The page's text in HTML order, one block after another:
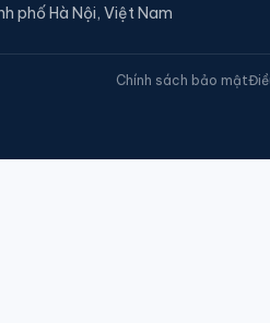
phố Hà Nội, Việt Nam
Chính sách bảo mật